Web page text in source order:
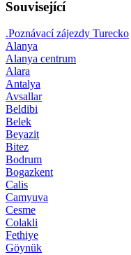
Související
.Poznávací zájezdy Turecko
Alanya
Alanya centrum
Alara
Antalya
Avsallar
Beldibi
Belek
Beyazit
Bitez
Bodrum
Bogazkent
Calis
Camyuva
Cesme
Colakli
Fethiye
Göynük